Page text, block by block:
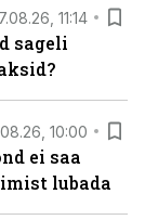
11:14
sageli
10:00
ei saa
lubada